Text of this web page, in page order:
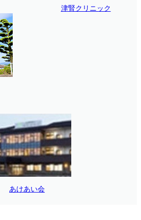
津腎クリニック
あけあい会